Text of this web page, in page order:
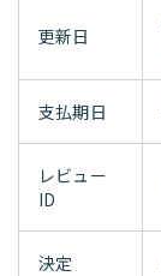
更新日
支払期日
レビュー
ID
決定